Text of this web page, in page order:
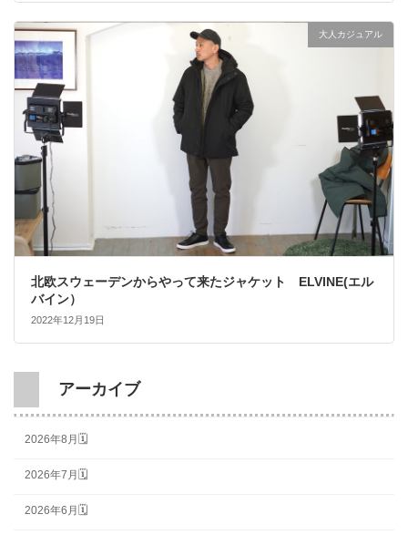
大人カジュアル
北欧スウェーデンからやって来たジャケット ELVINE(エル
バイン）
2022年12月19日
アーカイブ
2026年8月🗓
2026年7月🗓
2026年6月🗓